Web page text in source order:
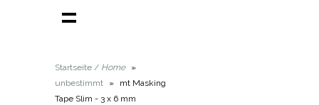
Startseite / Home
»
unbestimmt
»
mt Masking
Tape Slim - 3 x 6 mm